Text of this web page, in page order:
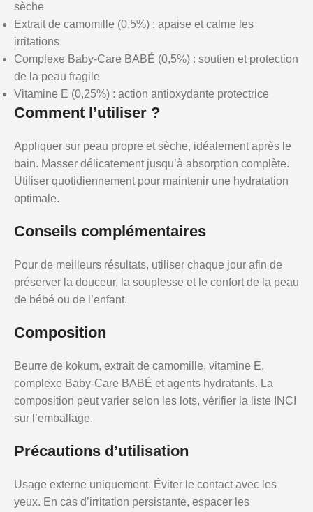
sèche
Extrait de camomille (0,5%) : apaise et calme les
irritations
Complexe Baby-Care BABÉ (0,5%) : soutien et protection
de la peau fragile
Vitamine E (0,25%) : action antioxydante protectrice
Comment l’utiliser ?
Appliquer sur peau propre et sèche, idéalement après le
bain. Masser délicatement jusqu’à absorption complète.
Utiliser quotidiennement pour maintenir une hydratation
optimale.
Conseils complémentaires
Pour de meilleurs résultats, utiliser chaque jour afin de
préserver la douceur, la souplesse et le confort de la peau
de bébé ou de l’enfant.
Composition
Beurre de kokum, extrait de camomille, vitamine E,
complexe Baby-Care BABÉ et agents hydratants. La
composition peut varier selon les lots, vérifier la liste INCI
sur l’emballage.
Précautions d’utilisation
Usage externe uniquement. Éviter le contact avec les
yeux. En cas d’irritation persistante, espacer les